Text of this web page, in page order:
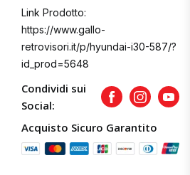
Link Prodotto:
https://www.gallo-
retrovisori.it/p/hyundai-i30-587/?
id_prod=5648
Condividi sui
Social:
FacebookInstagram
Acquisto Sicuro Garantito